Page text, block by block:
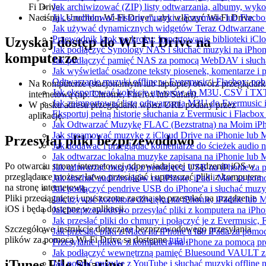
Jak archiwizować (ZIP) listy odtwarzania, albumy,
Jak scrobblować historię muzyki z Evermusic lub
Jak używać dynamicznych widgetów Teraz
Przewodnik krok po kroku: Importowanie biblioteki
Jak podłączyć Synology NAS i słuchać muzyki na
Jak podłączyć pamięć NAS za pomocą WebDAV i
Jak wyświetlać osadzone teksty piosenek, komentarze
Odtwarzanie muzyki offline w Evermusic i Flacbox:
Jak eksportować kolekcję utworów do M3U, CSV i
Jak zaimportować listę odtwarzania M3U do Evermusic
Eksportuj pełną historię słuchania z Evermusic i
Jak Odtwarzać Muzykę FLAC (Bezstratną) na Moim
Jak streamować muzykę z iCloud Drive na iPhonie lub
Jak dodawać i przeglądać komentarze do ścieżek
Jak odtwarzac lokalna muzyke zapisana na iPhonie lub
Jak odtwarzać muzykę z pendrive'a USB na iPhonie
Jak słuchać audiobooków na iPhone, iPad i Mac za
Jak podłączyć pendrive USB do iPhone'a i słuchać
Jak używać korektora dźwięku na iPhonie, iPadzie lub
Jak bezprzewodowo przesyłać pliki z komputera na
Jak przesłać pliki do chmury i połączyć je z Evermusic,
Jak przesłać pliki z Maca na iPhone'a lub iPada za
Przesyłanie plików z komputera na iPhone za pomocą
Jak podłączyć wewnętrzną pamięć Bluesound VAULT
Jak pobrać muzykę z YouTube i słuchać muzyki offline
Fi Drive.
Naciśnij „Uruchom Wi-Fi Drive", aby włączyć Wi-Fi Drive.
Uzyskaj dostęp do Wi-Fi Drive na
komputerze
Na komputerze (stacjonarnym lub laptopie) otwórz
internetową (np. Chrome, Firefox lub Safari).
W pasku adresu przeglądarki wpisz URL podany przez
aplikację.
Przesyłaj pliki bezprzewodowo
Po otwarciu strony internetowej odpowiadającej urządzeniu iOS w
przeglądarce możesz łatwo przeciągać i upuszczać pliki z komputera
na stronę internetową.
Pliki przeciągnięte i upuszczone zaczną się przesyłać na urządzenie
iOS i będą dostępne w aplikacji.
Szczegółowe instrukcje dotyczące bezprzewodowego przesyłania
plików za pomocą Wi-Fi Drive są dostępnetutaj.